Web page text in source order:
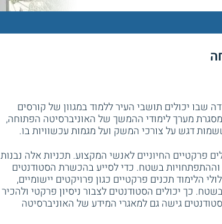
שבו יכולים תושבי העיר ללמוד במגוון של קורסים
מערך לימודי ההמשך של האוניברסיטה הפתוחה,
דגש על צורכי המשק ועל מגמות עכשוויות בו.
פרקטיים החיוניים לאנשי המקצוע. תכניות אלה נבנות
וההתפתחויות בשטח. כדי לסייע בהכשרת הסטודנטים
הלימוד תכנים פרקטיים כגון פרויקטים יישומיים,
כך יכולים הסטודנטים לצבור ניסיון פרקטי ולהכיר
גישה גם למאגרי המידע של האוניברסיטה